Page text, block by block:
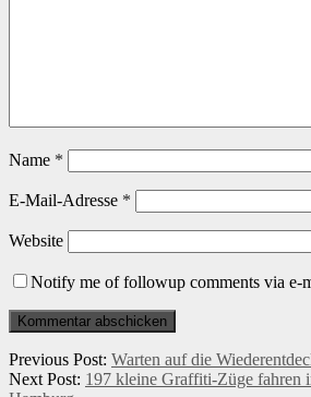
Name *
E-Mail-Adresse *
Website
Notify me of followup comments via e-
Previous Post: Warten auf die
Next Post: 197 kleine Graffiti-Züge fahren